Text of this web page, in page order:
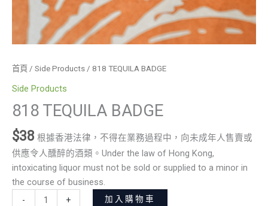
首頁 / Side Products / 818 TEQUILA BADGE
Side Products
818 TEQUILA BADGE
$38 根據香港法律，不得在業務過程中，向未成年人售賣或
供應令人醺醉的酒類。Under the law of Hong Kong,
intoxicating liquor must not be sold or supplied to a minor in
the course of business.
-
+ 加入購物車